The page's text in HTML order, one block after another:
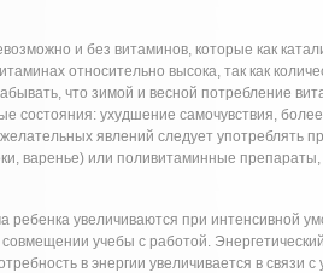
и без витаминов, которые как
относительно высока, так как
что зимой и весной потребление
состояния: ухудшение самочувствия,
явлений следует употреблять
варенье) или поливитаминные
ребенка увеличиваются при интенсивной
учебы с работой.
в энергии увеличивается в связи